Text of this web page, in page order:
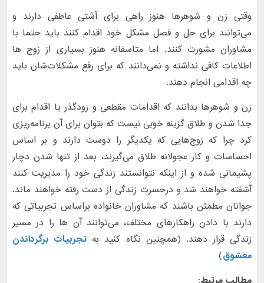
وقتی زن و شوهر‌ها هنوز راهی برای آشتی عاطفی دارند و
می‌توانند برای حل و فصل مشکل خود اقدام کنند باید حتما با
مشاوران مشورت کنند. اما متاسفانه هنوز بسیاری از زوج ها
اطلاعات کافی نداشته و نمی‌دانند که برای رفع مشکلات‌شان باید
چه اقدامی انجام دهند.
زن و شوهر‌ها بدانند که اقدامات مقطعی و زودگذر یا اقدام برای
جدا شدن و طلاق گزینه خوبی نیست که بتوان برای آن برنامه‌ریزی
کرد چرا که زوج‌هایی که یکدیگر را دوست دارند و بر اساس
احساسات و کار عجولانه طلاق می‌گیرند، بعد از تنها شدن دچار
پشیمانی شده و از اینکه نتوانستند زندگی خود را مدیریت کنند
آشفته خواهند شد و درحسرت زندگی از دست رفته خواهند ماند.
جوانان مطمئن باشند که مشاوران خانواده براساس تجربیاتی که
دارند با دادن راهکارهای مختلف، می‌توانند آن ها را در مسیر
زندگی قرار دهند. (همچنین نگاه کنید به تجربیات برگرداندن
معشوق)